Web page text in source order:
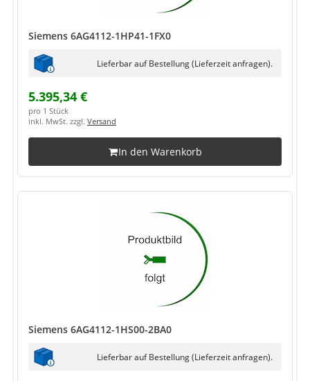
Siemens 6AG4112-1HP41-1FX0
Lieferbar auf Bestellung (Lieferzeit anfragen).
5.395,34 €
pro 1 Stück
inkl. MwSt. zzgl. Versand
In den Warenkorb
Siemens 6AG4112-1HS00-2BA0
Lieferbar auf Bestellung (Lieferzeit anfragen).